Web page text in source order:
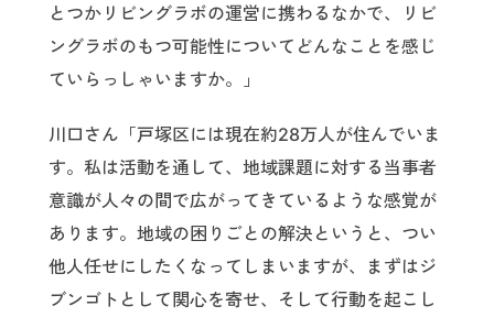
とつかリビングラボの運営に携わるなかで、リビ
ングラボのもつ可能性についてどんなことを感じ
ていらっしゃいますか。」
川口さん「戸塚区には現在約28万人が住んでいま
す。私は活動を通して、地域課題に対する当事者
意識が人々の間で広がってきているような感覚が
あります。地域の困りごとの解決というと、つい
他人任せにしたくなってしまいますが、まずはジ
ブンゴトとして関心を寄せ、そして行動を起こし